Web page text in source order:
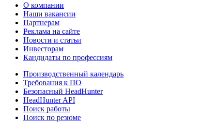
О компании
Наши вакансии
Партнерам
Реклама на сайте
Новости и статьи
Инвесторам
Кандидаты по профессиям
Производственный календарь
Требования к ПО
Безопасный HeadHunter
HeadHunter API
Поиск работы
Поиск по резюме